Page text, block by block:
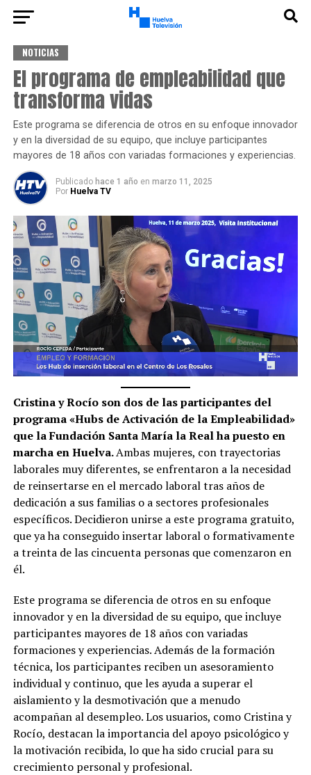
NOTICIAS
El programa de empleabilidad que
transforma vidas
Este programa se diferencia de otros en su enfoque innovador
y en la diversidad de su equipo, que incluye participantes
mayores de 18 años con variadas formaciones y experiencias.
Publicado hace 1 año en marzo 11, 2025
Por Huelva TV
Cristina y Rocío son dos de las participantes del
programa «Hubs de Activación de la Empleabilidad»
que la Fundación Santa María la Real ha puesto en
marcha en Huelva.Ambas mujeres, con trayectorias
laborales muy diferentes, se enfrentaron a la necesidad
de reinsertarse en el mercado laboral tras años de
dedicación a sus familias o a sectores profesionales
específicos. Decidieron unirse a este programa gratuito,
que ya ha conseguido insertar laboral o formativamente
a treinta de las cincuenta personas que comenzaron en
él.
Este programa se diferencia de otros en su enfoque
innovador y en la diversidad de su equipo, que incluye
participantes mayores de 18 años con variadas
formaciones y experiencias. Además de la formación
técnica, los participantes reciben un asesoramiento
individual y continuo, que les ayuda a superar el
aislamiento y la desmotivación que a menudo
acompañan al desempleo. Los usuarios, como Cristina y
Rocío, destacan la importancia del apoyo psicológico y
la motivación recibida, lo que ha sido crucial para su
crecimiento personal y profesional.